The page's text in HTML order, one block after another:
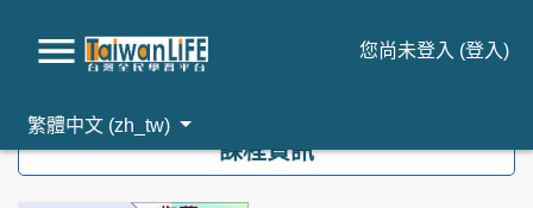
您尚未登入 (登入)
繁體中文 ‎(zh_tw)‎
課程資訊